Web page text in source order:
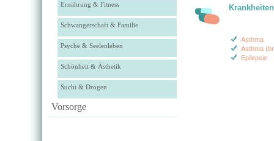
Ernährung & Fitness
Schwangerschaft & Familie
Psyche & Seelenleben
Schönheit & Ästhetik
Sucht & Drogen
Vorsorge
Krankheiten
Asthma
Asthma
Epilepsie